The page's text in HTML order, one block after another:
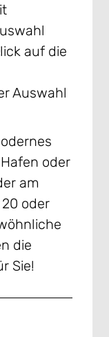
auf die
Auswahl
oder
am
oder
die
Sie!